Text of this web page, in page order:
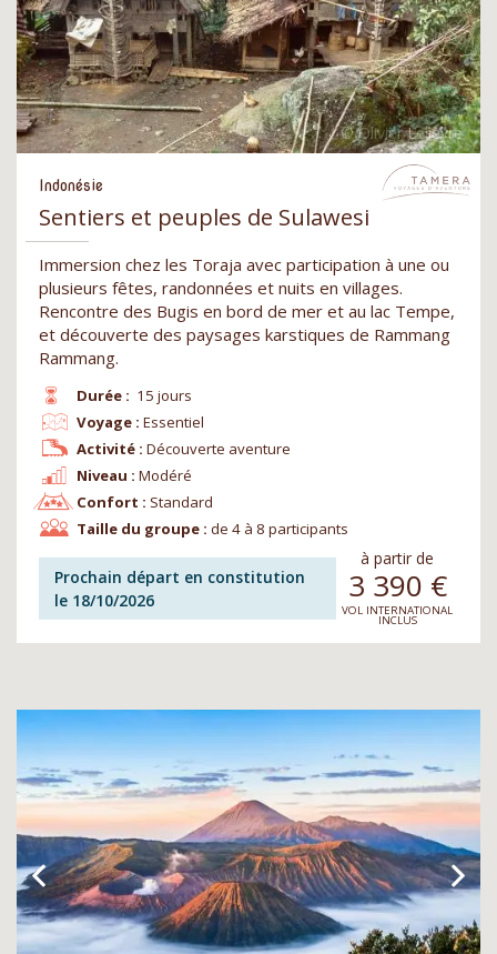
Indonésie
Sentiers et peuples de Sulawesi
Immersion chez les Toraja avec participation à une ou
plusieurs fêtes, randonnées et nuits en villages.
Rencontre des Bugis en bord de mer et au lac Tempe,
et découverte des paysages karstiques de Rammang
Rammang.
Durée : 15 jours
Niveau : Modéré
Voyage : Essentiel
Confort : Standard
Activité : Découverte aventure
Taille du groupe : de 4 à 8 participants
Prochain départ en constitution
le 18/10/2026
à partir de
3 390 €
VOL INTERNATIONAL
INCLUS